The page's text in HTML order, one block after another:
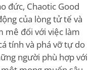
đức, Chaotic Good
của lòng tử tế và
mê đối với việc làm
tính và phá vỡ tự do
người phù hợp với